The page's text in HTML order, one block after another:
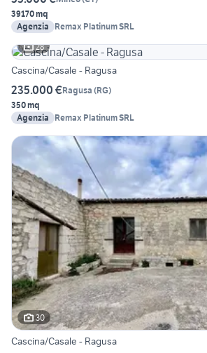
39170 mq
Agenzia
Remax Platinum SRL
28
Cascina/Casale - Ragusa
235.000 €Ragusa (RG)
350 mq
Agenzia
Remax Platinum SRL
30
Cascina/Casale - Ragusa